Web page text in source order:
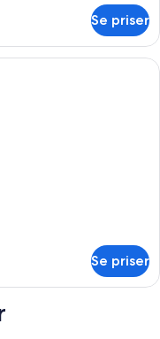
Se priser
av högsta
Se priser